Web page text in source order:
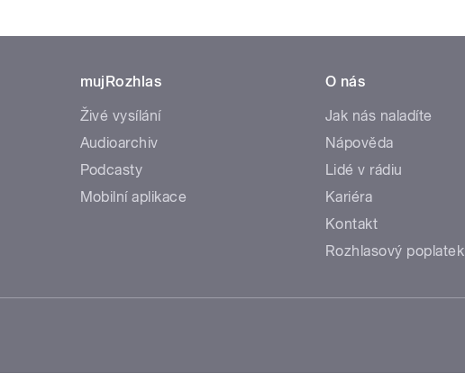
mujRozhlas
Živé vysílání
Audioarchiv
Podcasty
Mobilní aplikace
O nás
Jak nás naladíte
Nápověda
Lidé v rádiu
Kariéra
Kontakt
Rozhlasový poplatek